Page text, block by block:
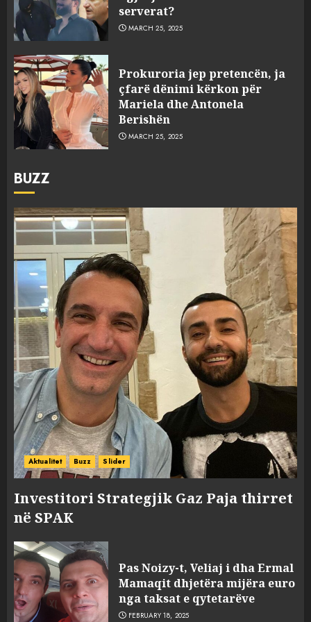
serverat?
MARCH 25, 2025
Prokuroria jep pretencën, ja
çfarë dënimi kërkon për
Mariela dhe Antonela
Berishën
MARCH 25, 2025
BUZZ
Aktualitet Buzz Slider
Investitori Strategjik Gaz Paja thirret
në SPAK
Pas Noizy-t, Veliaj i dha Ermal
Mamaqit dhjetëra mijëra euro
nga taksat e qytetarëve
FEBRUARY 18, 2025